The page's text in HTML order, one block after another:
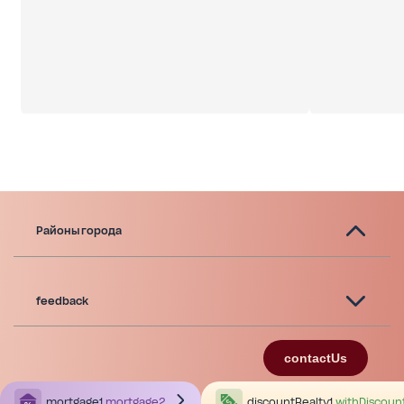
Районы города
feedback
contactUs